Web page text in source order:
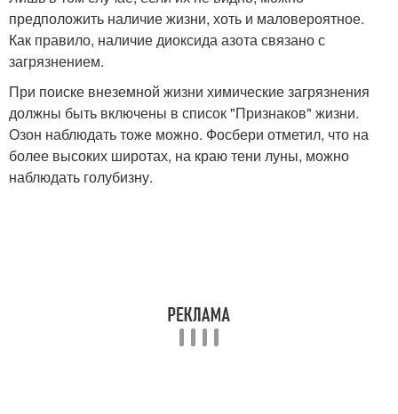
предположить наличие жизни, хоть и маловероятное.
Как правило, наличие диоксида азота связано с
загрязнением.
При поиске внеземной жизни химические загрязнения
должны быть включены в список "Признаков" жизни.
Озон наблюдать тоже можно. Фосбери отметил, что на
более высоких широтах, на краю тени луны, можно
наблюдать голубизну.